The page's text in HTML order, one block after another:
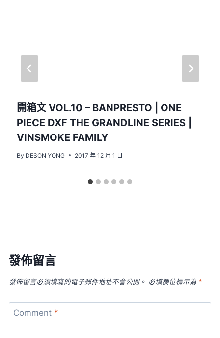
開箱文 VOL.10 – BANPRESTO | ONE
PIECE DXF THE GRANDLINE SERIES |
VINSMOKE FAMILY
By DESON YONG 2017 年 12 月 1 日
發佈留言
發佈留言必須填寫的電子郵件地址不會公開。 必填欄位標示為 *
Comment *